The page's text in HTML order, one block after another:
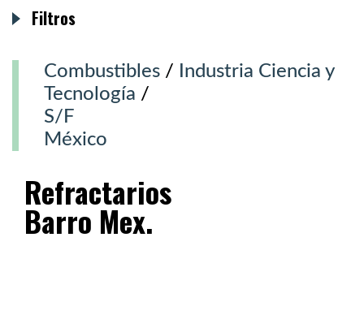
Combustibles /
Industria Ciencia y
Tecnología /
S/F
México
Refractarios
Barro Mex.
Filtros